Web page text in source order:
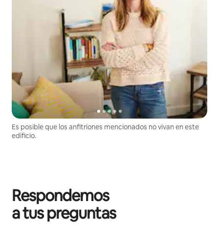
Es posible que los anfitriones mencionados no vivan en este
edificio.
Respondemos
a tus preguntas